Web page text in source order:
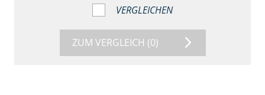
VERGLEICHEN
ZUM VERGLEICH (0)